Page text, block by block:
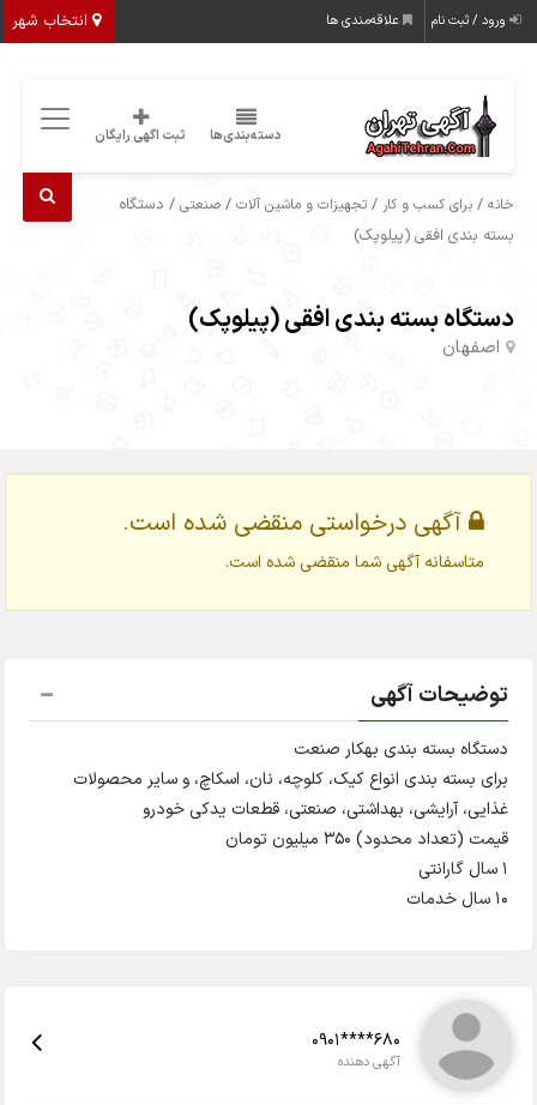
انتخاب شهر ورود / ثبت نام علاقه‌مندی ها
دسته‌بندی‌ها ثبت اگهی رایگان
خانه /برای کسب و کار /تجهیزات و ماشین آلات /صنعتی / دستگاه
بسته بندی افقی (پیلوپک)
دستگاه بسته بندی افقی (پیلوپک)
اصفهان
آگهی درخواستی منقضی شده است.
متاسفانه آگهی شما منقضی شده است.
توضیحات آگهی
دستگاه بسته بندی بهکار صنعت
برای بسته بندی انواع کیک، کلوچه، نان، اسکاچ، و سایر محصولات
غذایی، آرایشی، بهداشتی، صنعتی، قطعات یدکی خودرو
قیمت (تعداد محدود) 350 میلیون تومان
1 سال گارانتی
10 سال خدمات
0901****680
آگهی دهنده